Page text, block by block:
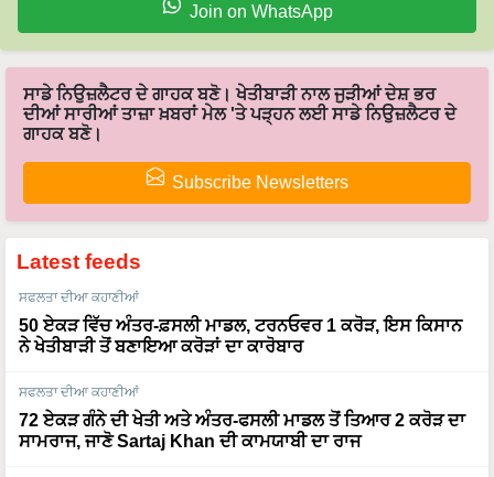
Join on WhatsApp
ਸਾਡੇ ਨਿਉਜ਼ਲੈਟਰ ਦੇ ਗਾਹਕ ਬਣੋ। ਖੇਤੀਬਾੜੀ ਨਾਲ ਜੁੜੀਆਂ ਦੇਸ਼ ਭਰ
ਦੀਆਂ ਸਾਰੀਆਂ ਤਾਜ਼ਾ ਖ਼ਬਰਾਂ ਮੇਲ 'ਤੇ ਪੜ੍ਹਨ ਲਈ ਸਾਡੇ ਨਿਉਜ਼ਲੈਟਰ ਦੇ
ਗਾਹਕ ਬਣੋ।
Subscribe Newsletters
Latest feeds
ਸਫਲਤਾ ਦੀਆ ਕਹਾਣੀਆਂ
50 ਏਕੜ ਵਿੱਚ ਅੰਤਰ-ਫ਼ਸਲੀ ਮਾਡਲ, ਟਰਨਓਵਰ 1 ਕਰੋੜ, ਇਸ ਕਿਸਾਨ
ਨੇ ਖੇਤੀਬਾੜੀ ਤੋਂ ਬਣਾਇਆ ਕਰੋੜਾਂ ਦਾ ਕਾਰੋਬਾਰ
ਸਫਲਤਾ ਦੀਆ ਕਹਾਣੀਆਂ
72 ਏਕੜ ਗੰਨੇ ਦੀ ਖੇਤੀ ਅਤੇ ਅੰਤਰ-ਫਸਲੀ ਮਾਡਲ ਤੋਂ ਤਿਆਰ 2 ਕਰੋੜ ਦਾ
ਸਾਮਰਾਜ, ਜਾਣੋ Sartaj Khan ਦੀ ਕਾਮਯਾਬੀ ਦਾ ਰਾਜ